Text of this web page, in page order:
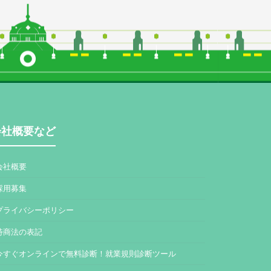
概要など
社概要
用募集
ライバシーポリシー
商法の表記
すぐオンラインで無料診断！就業規則診断ツール